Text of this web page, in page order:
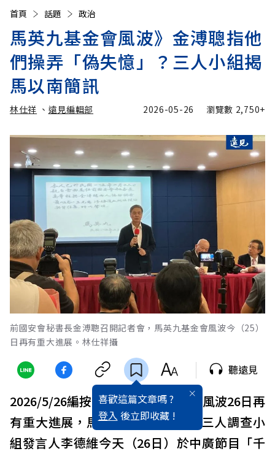
首頁 話題 政治
馬英九基金會風波》金溥聰指他
們操弄「偽失憶」？三人小組揭
馬以南簡訊
林仕祥 、 遠見編輯部 2026-05-26 瀏覽數 2,750+
前國安會秘書長金溥聰召開記者會，馬英九基金會風波今（25）
日再有重大進展。林仕祥攝
喜歡這篇文章嗎 ?
登入 後立即收藏 !
聽遠見
2026/5/26編按更新：馬英九基金會 風波26日再
有重大進展，馬英九基金會董事、三人調查小
組發言人李德維今天（26日）於中廣節目「千